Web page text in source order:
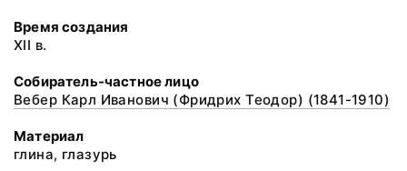
Время создания
XII в.
Собиратель-частное лицо
Вебер Карл Иванович (Фридрих Теодор) (1841-1910)
Материал
глина, глазурь